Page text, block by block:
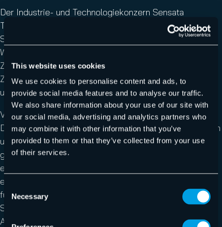
This website uses cookies
We use cookies to personalise content and ads, to
provide social media features and to analyse our traffic.
We also share information about your use of our site with
our social media, advertising and analytics partners who
may combine it with other information that you’ve
provided to them or that they’ve collected from your use
of their services.
Consent
Selection
Necessary
Der Industrie- und Technologiekonzern Sensata
Technologies erlitt einen Ransomware-Angriff, der
Systeme und Abläufe, einschließlich Versand,
Wareneingang und Produktion, störte.
Zwischenmaßnahmen wurden umgesetzt, doch der
Zeitrahmen für eine vollständige Wiederherstellung blieb
unklar.
Vorläufige Untersuchungen deuten darauf hin, dass
Dateien gestohlen wurden; welche Daten diese enthalten
und ob sie als Druckmittel gegen das Unternehmen
genutzt werden, bleibt abzuwarten. Trotz des Angriffs
erwartet Sensata für das laufende Quartal keine
erheblichen finanziellen Einbußen. Sensata ist bekannt
für die Herstellung von Sensoren und elektrischen
Schutzkomponenten für verschiedene Märkte, darunter
Automobil, Industrie und Luftfahrt.